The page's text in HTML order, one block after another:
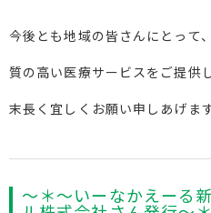
今後とも地域の皆さんにとって、
質の高い医療サービスをご提供
末長く宜しくお願い申しあげます
～＊～いーなかえーる